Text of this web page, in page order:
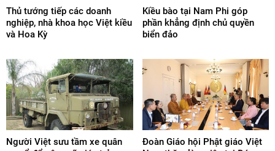
Thủ tướng tiếp các doanh
nghiệp, nhà khoa học Việt kiều
và Hoa Kỳ
Kiều bào tại Nam Phi góp
phần khẳng định chủ quyền
biển đảo
Người Việt sưu tầm xe quân
Đoàn Giáo hội Phật giáo Việt